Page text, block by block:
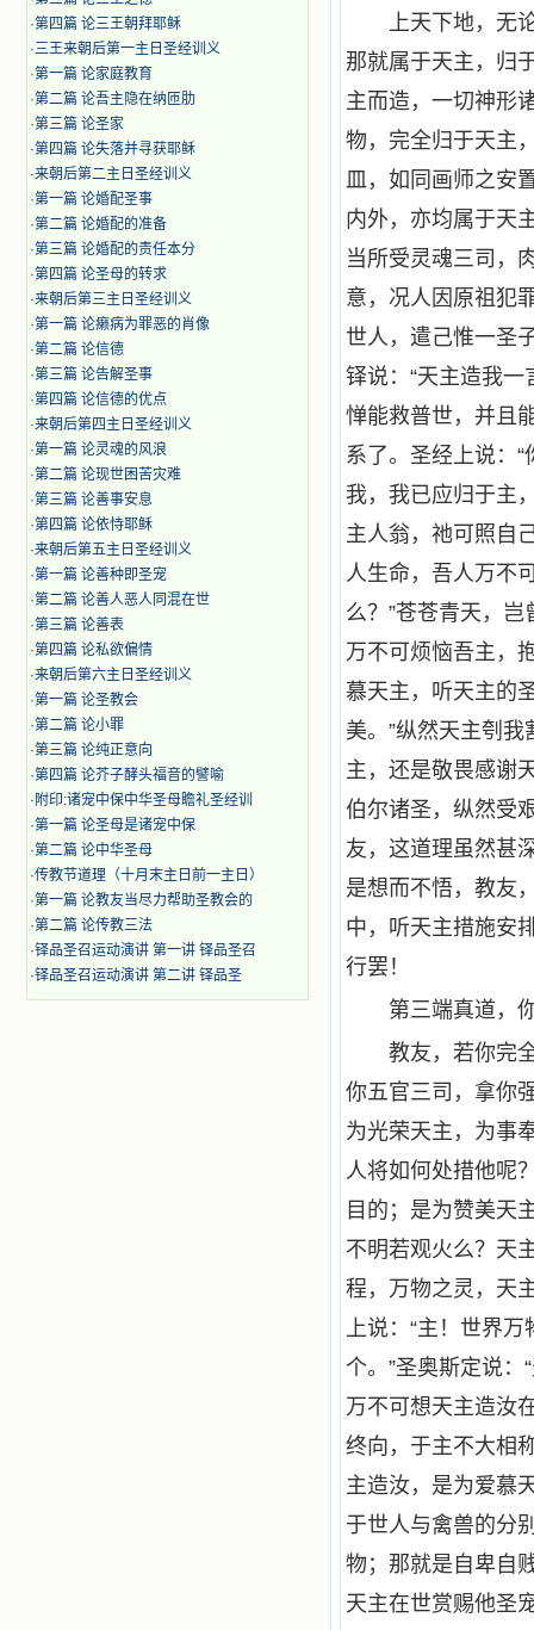
·第四篇 论三王朝拜耶稣
·三王来朝后第一主日圣经训义
·第一篇 论家庭教育
·第二篇 论吾主隐在纳匝肋
·第三篇 论圣家
·第四篇 论失落并寻获耶稣
·来朝后第二主日圣经训义
·第一篇 论婚配圣事
·第二篇 论婚配的准备
·第三篇 论婚配的责任本分
·第四篇 论圣母的转求
·来朝后第三主日圣经训义
·第一篇 论癞病为罪恶的肖像
·第二篇 论信德
·第三篇 论告解圣事
·第四篇 论信德的优点
·来朝后第四主日圣经训义
·第一篇 论灵魂的风浪
·第二篇 论现世困苦灾难
·第三篇 论善事安息
·第四篇 论依恃耶稣
·来朝后第五主日圣经训义
·第一篇 论善种即圣宠
·第二篇 论善人恶人同混在世
·第三篇 论善表
·第四篇 论私欲偏情
·来朝后第六主日圣经训义
·第一篇 论圣教会
·第二篇 论小罪
·第三篇 论纯正意向
·第四篇 论芥子酵头福音的譬喻
· 附印:诸宠中保中华圣母瞻礼圣经训
·第一篇 论圣母是诸宠中保
·第二篇 论中华圣母
·传教节道理（十月末主日前一主日）
·第一篇 论教友当尽力帮助圣教会的
·第二篇 论传教三法
·铎品圣召运动演讲 第一讲 铎品圣召
·铎品圣召运动演讲 第二讲 铎品圣
上天下地，无
那就属于天主，归
主而造，一切神形
物，完全归于天主
皿，如同画师之安
内外，亦均属于天
当所受灵魂三司，
意，况人因原祖犯
世人，遣己惟一圣
铎说：“天主造我
惮能救普世，并且
系了。圣经上说：
我，我已应归于主
主人翁，祂可照自
人生命，吾人万不
么？”苍苍青天，
万不可烦恼吾主，
慕天主，听天主的
美。”纵然天主刳
主，还是敬畏感谢
伯尔诸圣，纵然受
友，这道理虽然甚
是想而不悟，教友
中，听天主措施安
行罢！
第三端真道，
教友，若你完
你五官三司，拿你
为光荣天主，为事
人将如何处措他呢
目的；是为赞美天
不明若观火么？天
程，万物之灵，天
上说：“主！世界
个。”圣奥斯定说
万不可想天主造汝
终向，于主不大相
主造汝，是为爱慕
于世人与禽兽的分
物；那就是自卑自
天主在世赏赐他圣